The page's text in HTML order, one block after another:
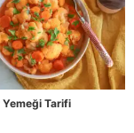
Tarifi